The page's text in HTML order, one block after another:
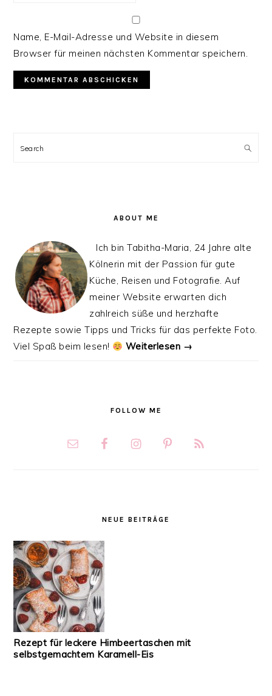
Name, E-Mail-Adresse und Website in diesem
Browser für meinen nächsten Kommentar speichern.
SIDEBAR
Search
ABOUT ME
Ich bin Tabitha-Maria, 24 Jahre alte
Kölnerin mit der Passion für gute
Küche, Reisen und Fotografie. Auf
meiner Website erwarten dich
zahlreich süße und herzhafte
Rezepte sowie Tipps und Tricks für das perfekte Foto.
Viel Spaß beim lesen!
Weiterlesen →
FOLLOW ME
NEUE BEITRÄGE
Rezept für leckere Himbeertaschen mit
selbstgemachtem Karamell-Eis